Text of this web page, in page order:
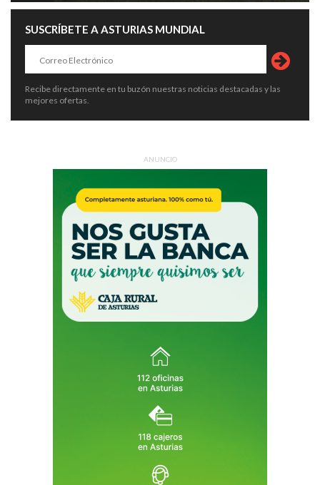
SUSCRÍBETE A ASTURIAS MUNDIAL
Recibe directamente en tu buzón nuestras noticias destacadas y las
mejores ofertas.
ANUNCIO